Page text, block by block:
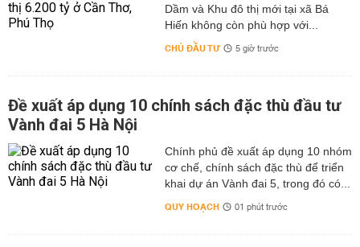
Dầm và Khu đô thị mới tại xã Bá
Hiến không còn phù hợp với...
CHỦ ĐẦU TƯ 5 giờ trước
Đề xuất áp dụng 10 chính sách đặc thù đầu tư
Vành đai 5 Hà Nội
Chính phủ đề xuất áp dụng 10 nhóm
cơ chế, chính sách đặc thù để triển
khai dự án Vành đai 5, trong đó có...
QUY HOẠCH 01 phút trước